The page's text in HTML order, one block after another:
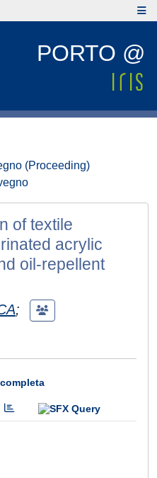
PORTO @
(Proceeding)
of textile
acrylic
oil-repellent
;